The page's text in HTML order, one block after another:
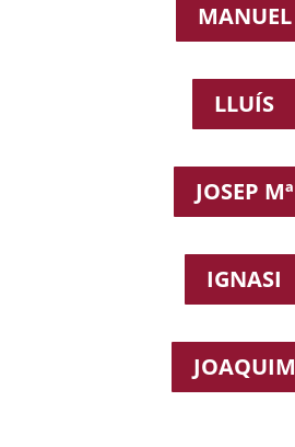
MANUEL
LLUÍS
JOSEP Mª
IGNASI
JOAQUIM